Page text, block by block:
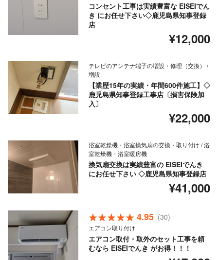
コンセント工事は実績豊富な EISEIでん
き にお任せ下さい◇鹿児島県知事登録
店
¥12,000
テレビのアンテナ端子の増設・修理（交換） /
増設
【業歴15年の実績・年間600件施工】◇
鹿児島県知事登録工事店〔損害保険加
入〕
¥22,000
浴室乾燥機・浴室換気扇の交換・取り付け / 浴
室乾燥機・浴室暖房機
換気扇交換は実績豊富の EISEIでんき
にお任せ下さい ◇鹿児島県知事登録店
¥41,000
4.95 (30)
エアコン取り付け
エアコン取付・取外のセット工事を頼
むなら EISEIでんき がお得！！！